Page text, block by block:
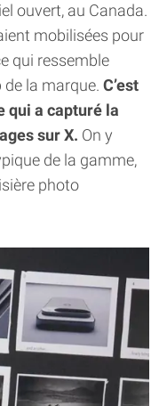
ouvert, au Canada.
mobilisées pour
qui ressemble
la marque. C’est
qui a capturé la
sur X. On y
de la gamme,
photo